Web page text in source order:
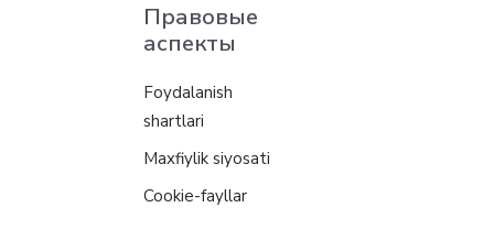
Правовые
аспекты
Foydalanish
shartlari
Maxfiylik siyosati
Cookie-fayllar